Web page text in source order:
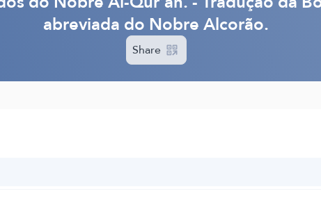
abreviada do Nobre Alcorão.
Share